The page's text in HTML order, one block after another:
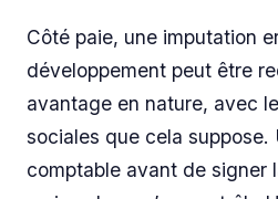
Côté paie, une imputation
développement peut être
avantage en nature, avec
sociales que cela suppose.
comptable avant de signer